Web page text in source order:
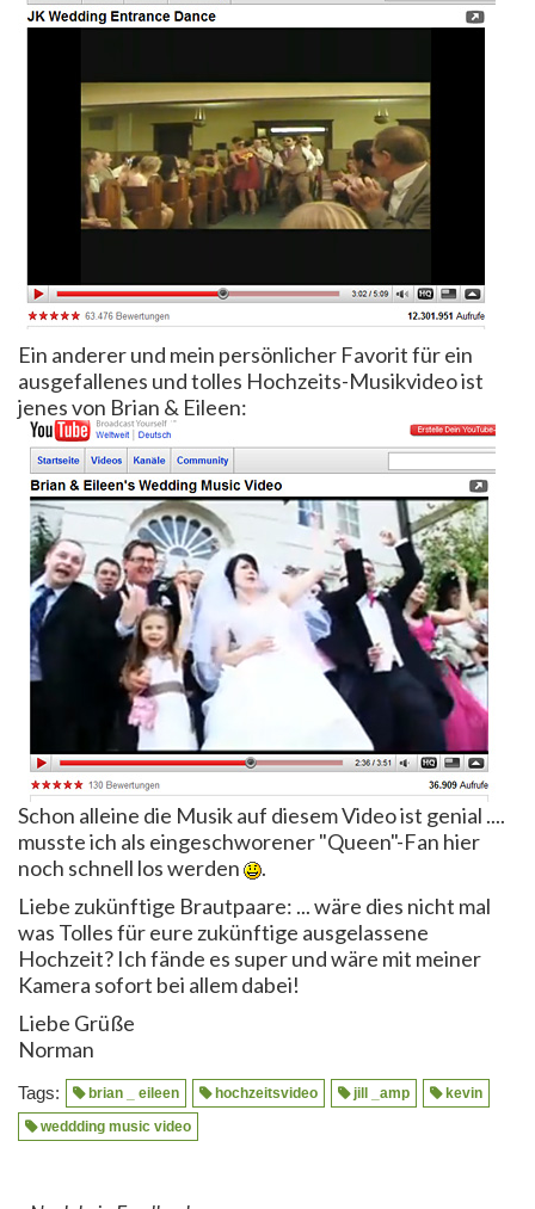
Ein anderer und mein persönlicher Favorit für ein
ausgefallenes und tolles Hochzeits-Musikvideo ist
jenes von Brian & Eileen:
Schon alleine die Musik auf diesem Video ist genial ....
musste ich als eingeschworener "Queen"-Fan hier
noch schnell los werden
.
Liebe zukünftige Brautpaare: ... wäre dies nicht mal
was Tolles für eure zukünftige ausgelassene
Hochzeit? Ich fände es super und wäre mit meiner
Kamera sofort bei allem dabei!
Liebe Grüße
Norman
Tags: brian _ eileen hochzeitsvideo jill _amp
kevin
weddding music video